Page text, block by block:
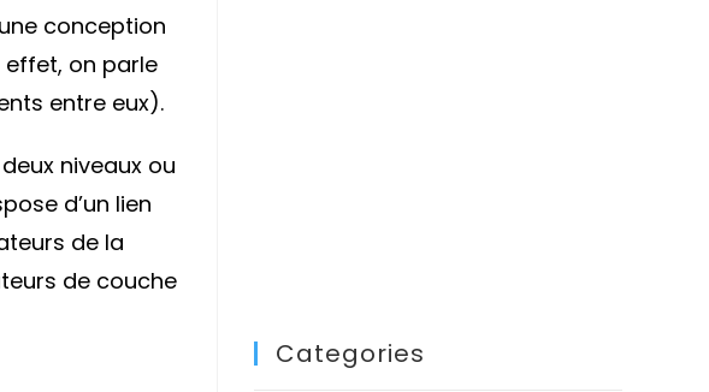
conception
effet, on parle
entre eux).
niveaux ou
d’un lien
de la
de couche
Categories